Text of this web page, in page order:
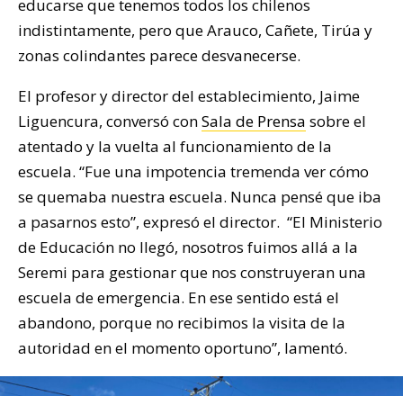
educarse que tenemos todos los chilenos
indistintamente, pero que Arauco, Cañete, Tirúa y
zonas colindantes parece desvanecerse.
El profesor y director del establecimiento, Jaime
Liguencura, conversó conSala de Prensa sobre el
atentado y la vuelta al funcionamiento de la
escuela. “Fue una impotencia tremenda ver cómo
se quemaba nuestra escuela. Nunca pensé que iba
a pasarnos esto”, expresó el director. “El Ministerio
de Educación no llegó, nosotros fuimos allá a la
Seremi para gestionar que nos construyeran una
escuela de emergencia. En ese sentido está el
abandono, porque no recibimos la visita de la
autoridad en el momento oportuno”, lamentó.